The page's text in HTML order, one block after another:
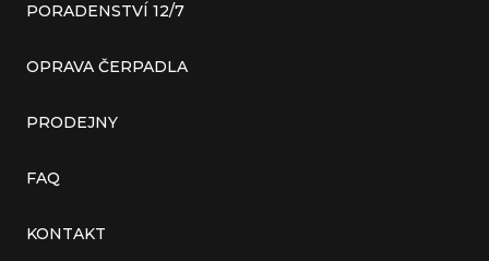
PORADENSTVÍ 12/7
OPRAVA ČERPADLA
PRODEJNY
FAQ
KONTAKT